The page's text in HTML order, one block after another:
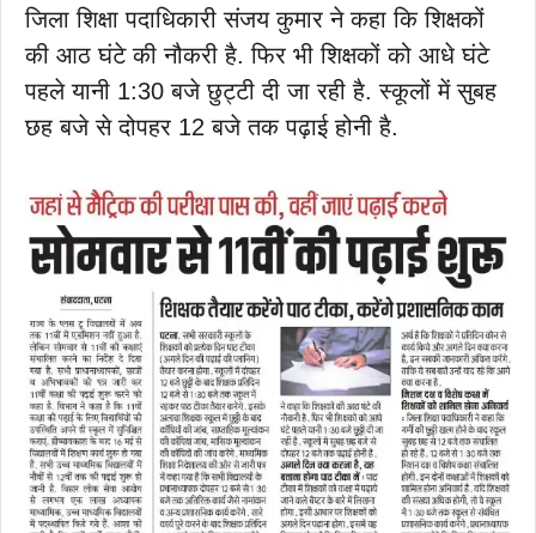
जिला शिक्षा पदाधिकारी संजय कुमार ने कहा कि शिक्षकों
की आठ घंटे की नौकरी है. फिर भी शिक्षकों को आधे घंटे
पहले यानी 1:30 बजे छुट्टी दी जा रही है. स्कूलों में सुबह
छह बजे से दोपहर 12 बजे तक पढ़ाई होनी है.